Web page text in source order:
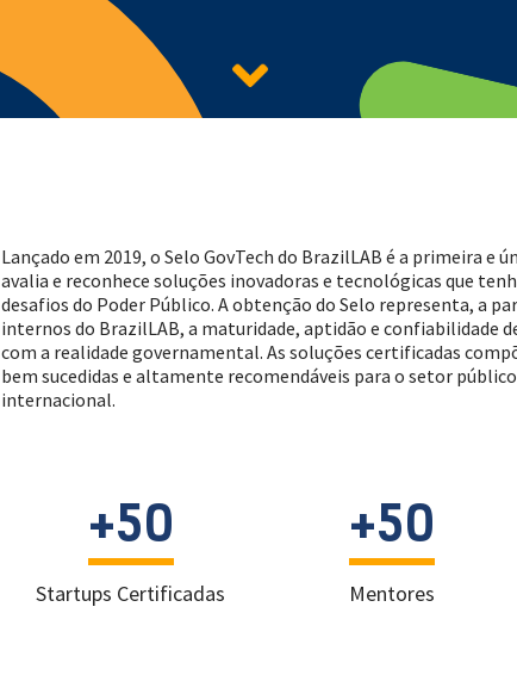
Lançado em 2019, o Selo GovTech do BrazilLAB é a primeira e
avalia e reconhece soluções inovadoras e tecnológicas que
desafios do Poder Público. A obtenção do Selo representa, a
internos do BrazilLAB, a maturidade, aptidão e confiabilidade
com a realidade governamental. As soluções certificadas
bem sucedidas e altamente recomendáveis para o setor
internacional.
+50
Startups Certificadas
+50
Mentores